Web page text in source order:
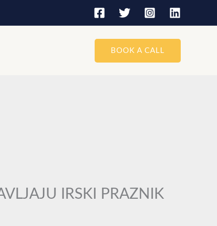
BOOK A CALL
IRSKI PRAZNIK